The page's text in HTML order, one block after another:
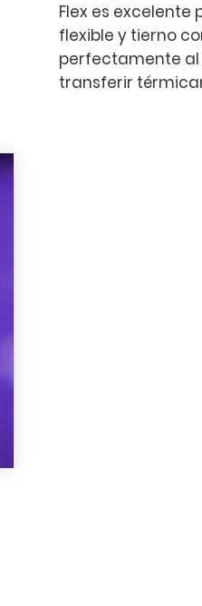
Flex es
flexible y tierno
perfectamente al
transferir